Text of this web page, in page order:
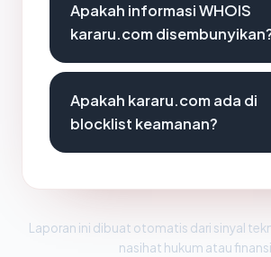
Apakah informasi WHOIS
kararu.com
Apakah kararu.com ada di
blocklist keamanan?
Laporan ini dibuat otomatis dari sinyal
nasihat hukum atau